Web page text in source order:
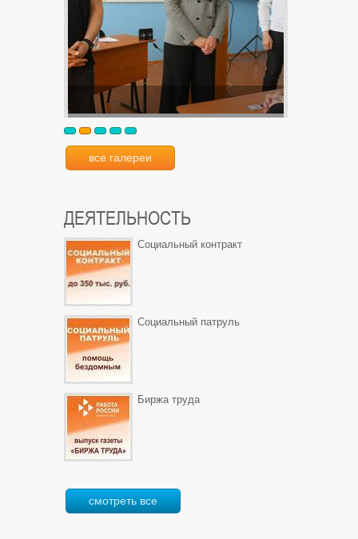
все галереи
ДЕЯТЕЛЬНОСТЬ
Социальный контракт
Социальный патруль
Биржа труда
смотреть все